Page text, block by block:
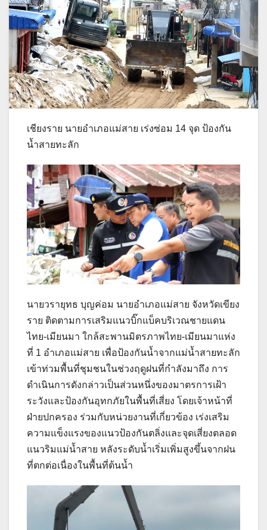
เชียงราย นายอำเภอแม่สาย เร่งซ่อม 14 จุด ป้องกัน
น้ำสายทะลัก
นายวรายุทธ บุญค่อม นายอำเภอแม่สาย จังหวัดเขียง
ราย ติดตามการเสริมแนวบิ๊กแบ็คบริเวณชายแดน
ไทย-เมียนมา ใกล้สะพานมิตรภาพไทย-เมียนมาแห่ง
ที่ 1 อำเภอแม่สาย เพื่อป้องกันน้ำจากแม่น้ำสายทะลัก
เข้าท่วมพื้นที่ชุมชนในช่วงฤดูฝนที่กำลังมาถึง การ
ดำเนินการดังกล่าวเป็นส่วนหนึ่งของมาตรการเฝ้า
ระวังและป้องกันอุทกภัยในพื้นที่เสี่ยง โดยเจ้าหน้าที่
ฝ่ายปกครอง ร่วมกับหน่วยงานที่เกี่ยวข้อง เร่งเสริม
ความแข็งแรงของแนวป้องกันตลิ่งและจุดเสี่ยงตลอด
แนวริมแม่น้ำสาย หลังระดับน้ำเริ่มเพิ่มสูงขึ้นจากฝน
ที่ตกต่อเนื่องในพื้นที่ต้นน้ำ